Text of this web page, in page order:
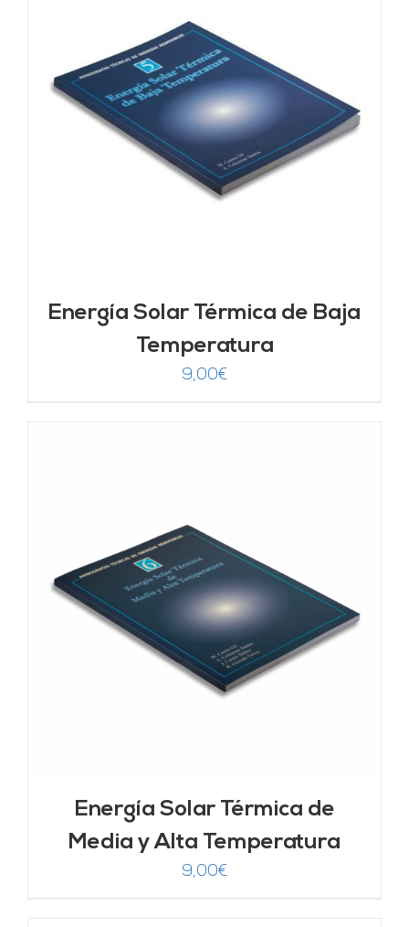
Energía Solar Térmica de Baja
Temperatura
9,00€
Energía Solar Térmica de
Media y Alta Temperatura
9,00€